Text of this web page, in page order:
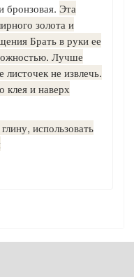
бронзовая. Эта
золота и
Брать в руки ее
Лучше
листочек не извлечь.
клея и наверх
использовать